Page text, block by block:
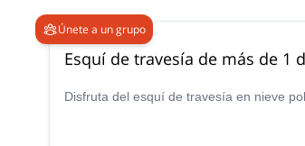
Únete a un grupo
Esquí de travesía de más de 1
Disfruta del esquí de travesía en nieve